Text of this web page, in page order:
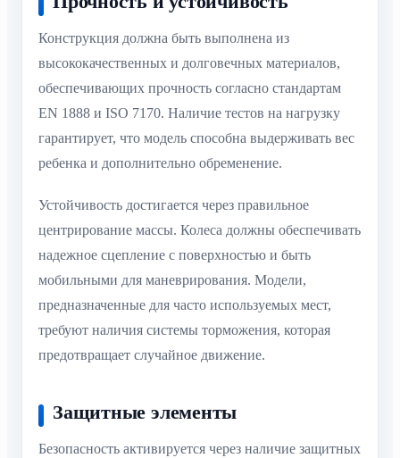
Конструкция должна быть выполнена из
высококачественных и долговечных материалов,
обеспечивающих прочность согласно стандартам
EN 1888 и ISO 7170. Наличие тестов на нагрузку
гарантирует, что модель способна выдерживать вес
ребенка и дополнительно обременение.
Устойчивость достигается через правильное
центрирование массы. Колеса должны обеспечивать
надежное сцепление с поверхностью и быть
мобильными для маневрирования. Модели,
предназначенные для часто используемых мест,
требуют наличия системы торможения, которая
предотвращает случайное движение.
Защитные элементы
Безопасность активируется через наличие защитных